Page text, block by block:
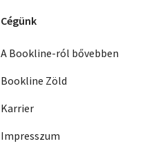
Cégünk
A Bookline-ról bővebben
Bookline Zöld
Karrier
Impresszum